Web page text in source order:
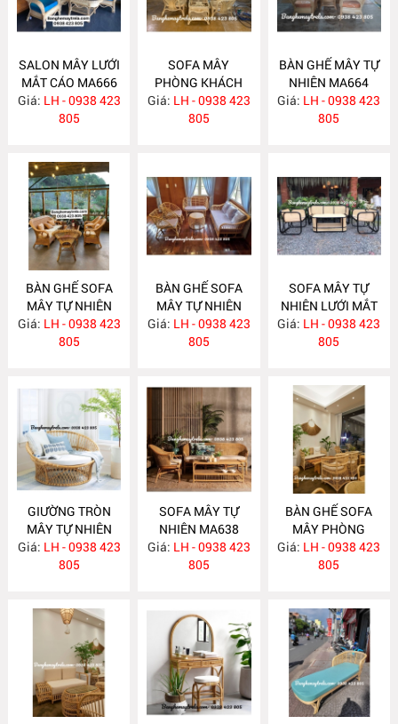
SALON MÂY LƯỚI
MẮT CÁO MA666
Giá: LH - 0938 423
805
SOFA MÂY
PHÒNG KHÁCH
MA665
Giá: LH - 0938 423
805
BÀN GHẾ MÂY TỰ
NHIÊN MA664
Giá: LH - 0938 423
805
BÀN GHẾ SOFA
MÂY TỰ NHIÊN
MA663
Giá: LH - 0938 423
805
BÀN GHẾ SOFA
MÂY TỰ NHIÊN
MA657
Giá: LH - 0938 423
805
SOFA MÂY TỰ
NHIÊN LƯỚI MẮT
CÁO MA656
Giá: LH - 0938 423
805
GIƯỜNG TRÒN
MÂY TỰ NHIÊN
MA652
Giá: LH - 0938 423
805
SOFA MÂY TỰ
NHIÊN MA638
Giá: LH - 0938 423
805
BÀN GHẾ SOFA
MÂY PHÒNG
KHÁCH HIỆN ĐẠI
MA637
Giá: LH - 0938 423
805